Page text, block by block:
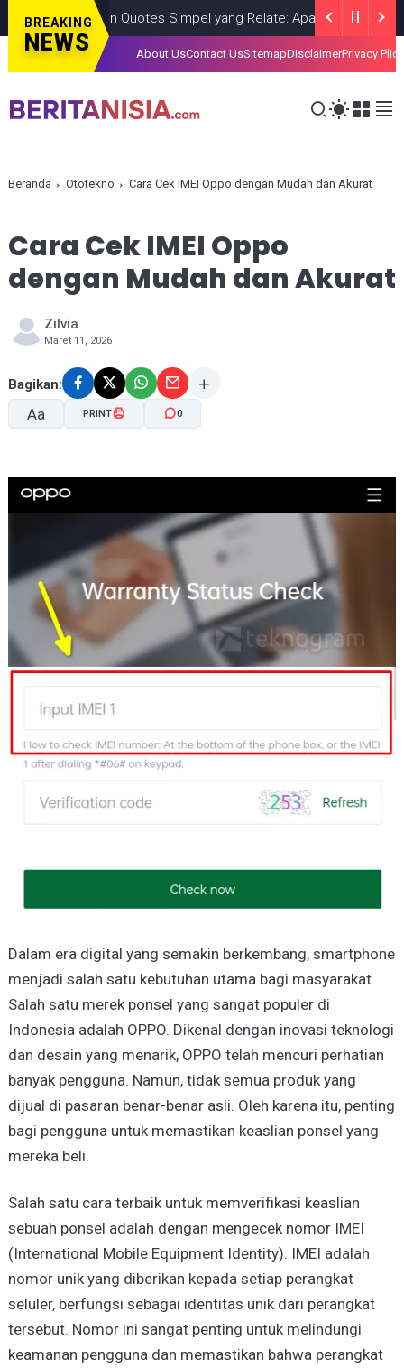
BREAKING
NEWS
Konten Quotes Simpel yang Relate: Apakah Berpotensi
About UsContact UsSitemapDisclaimerPrivacy Plice
Beranda Ototekno Cara Cek IMEI Oppo dengan Mudah dan Akurat
Cara Cek IMEI Oppo
dengan Mudah dan Akurat
Zilvia
Maret 11, 2026
Bagikan:
Aa PRINT 0
Dalam era digital yang semakin berkembang, smartphone
menjadi salah satu kebutuhan utama bagi masyarakat.
Salah satu merek ponsel yang sangat populer di
Indonesia adalah OPPO. Dikenal dengan inovasi teknologi
dan desain yang menarik, OPPO telah mencuri perhatian
banyak pengguna. Namun, tidak semua produk yang
dijual di pasaran benar-benar asli. Oleh karena itu, penting
bagi pengguna untuk memastikan keaslian ponsel yang
mereka beli.
Salah satu cara terbaik untuk memverifikasi keaslian
sebuah ponsel adalah dengan mengecek nomor IMEI
(International Mobile Equipment Identity). IMEI adalah
nomor unik yang diberikan kepada setiap perangkat
seluler, berfungsi sebagai identitas unik dari perangkat
tersebut. Nomor ini sangat penting untuk melindungi
keamanan pengguna dan memastikan bahwa perangkat